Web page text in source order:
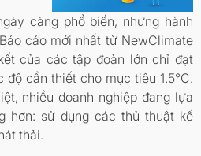
càng phổ biến, nhưng hành
cáo mới nhất từ NewClimate
của các tập đoàn lớn chỉ đạt
độ cần thiết cho mục tiêu 1.5°C.
nhiều doanh nghiệp đang lựa
hơn: sử dụng các thủ thuật kế
thải.